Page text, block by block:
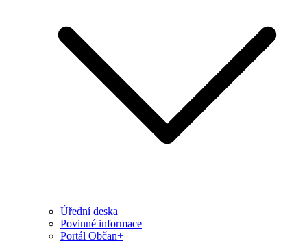
Úřední deska
Povinné informace
Portál Občan+